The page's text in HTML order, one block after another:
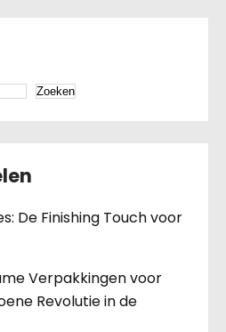
Zoeken
De Finishing Touch voor
Verpakkingen voor
Revolutie in de